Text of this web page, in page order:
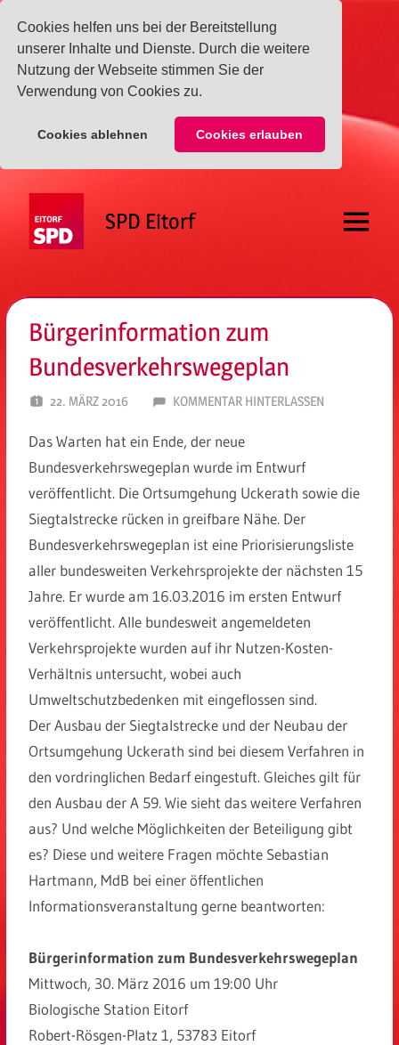
Cookies helfen uns bei der Bereitstellung
unserer Inhalte und Dienste. Durch die weitere
Nutzung der Webseite stimmen Sie der
Verwendung von Cookies zu.
Cookies ablehnen Cookies erlauben
springen
SPD Eitorf Menü
Bürgerinformation zum
Bundesverkehrswegeplan
22. MÄRZ 2016 SPD EITORF
KOMMENTAR HINTERLASSEN
Das Warten hat ein Ende, der neue
Bundesverkehrswegeplan wurde im Entwurf
veröffentlicht. Die Ortsumgehung Uckerath sowie die
Siegtalstrecke rücken in greifbare Nähe. Der
Bundesverkehrswegeplan ist eine Priorisierungsliste
aller bundesweiten Verkehrsprojekte der nächsten 15
Jahre. Er wurde am 16.03.2016 im ersten Entwurf
veröffentlicht. Alle bundesweit angemeldeten
Verkehrsprojekte wurden auf ihr Nutzen-Kosten-
Verhältnis untersucht, wobei auch
Umweltschutzbedenken mit eingeflossen sind.
Der Ausbau der Siegtalstrecke und der Neubau der
Ortsumgehung Uckerath sind bei diesem Verfahren in
den vordringlichen Bedarf eingestuft. Gleiches gilt für
den Ausbau der A 59. Wie sieht das weitere Verfahren
aus? Und welche Möglichkeiten der Beteiligung gibt
es? Diese und weitere Fragen möchte Sebastian
Hartmann, MdB bei einer öffentlichen
Informationsveranstaltung gerne beantworten:
Bürgerinformation zum Bundesverkehrswegeplan
Mittwoch, 30. März 2016 um 19:00 Uhr
Biologische Station Eitorf
Robert-Rösgen-Platz 1, 53783 Eitorf